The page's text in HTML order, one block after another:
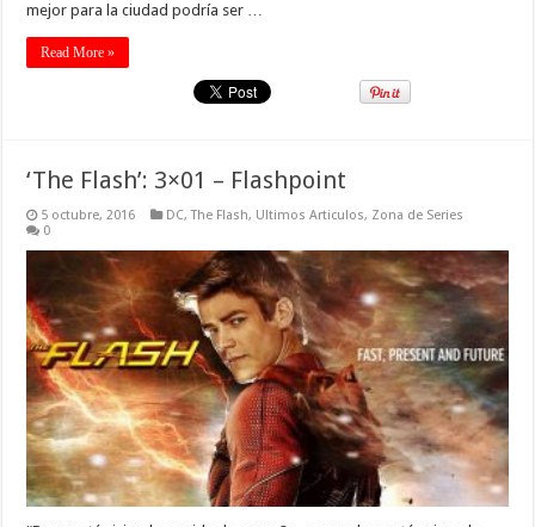
mejor para la ciudad podría ser …
Read More »
‘The Flash’: 3×01 – Flashpoint
5 octubre, 2016 DC,The Flash, Ultimos Articulos, Zona de Series
0